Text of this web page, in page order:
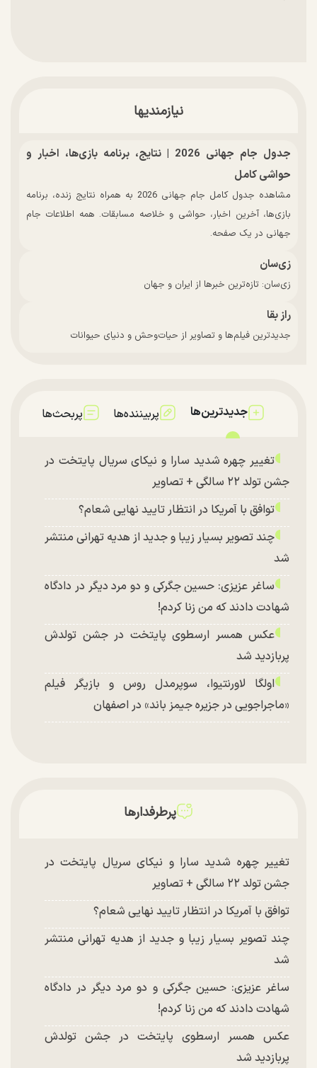
نیازمندیها
جدول جام جهانی 2026 | نتایج، برنامه بازی‌ها، اخبار و
حواشی کامل
مشاهده جدول کامل جام جهانی 2026 به همراه نتایج زنده، برنامه
بازی‌ها، آخرین اخبار، حواشی و خلاصه مسابقات. همه اطلاعات جام
جهانی در یک صفحه.
زی‌سان
زی‌سان: تازه‌ترین خبرها از ایران و جهان
راز بقا
جدیدترین فیلم‌ها و تصاویر از حیات‌وحش و دنیای حیوانات
جدیدترین‌ها پربیننده‌ها پربحث‌ها
تغییر چهره شدید سارا و نیکای سریال پایتخت در
جشن تولد ۲۲ سالگی + تصاویر
توافق با آمریکا در انتظار تایید نهایی شعام؟
چند تصویر بسیار زیبا و جدید از هدیه تهرانی منتشر
شد
ساغر عزیزی: حسین جگرکی و دو مرد دیگر در دادگاه
شهادت دادند که من زنا کردم!
عکس همسر ارسطوی پایتخت در جشن تولدش
پربازدید شد
اولگا لاورنتیوا، سوپرمدل روس و بازیگر فیلم
«ماجراجویی در جزیره جیمز باند» در اصفهان
پرطرفدارها
تغییر چهره شدید سارا و نیکای سریال پایتخت در
جشن تولد ۲۲ سالگی + تصاویر
توافق با آمریکا در انتظار تایید نهایی شعام؟
چند تصویر بسیار زیبا و جدید از هدیه تهرانی منتشر
شد
ساغر عزیزی: حسین جگرکی و دو مرد دیگر در دادگاه
شهادت دادند که من زنا کردم!
عکس همسر ارسطوی پایتخت در جشن تولدش
پربازدید شد